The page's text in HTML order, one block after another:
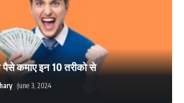
कमाए इन 10 तरीको से
June 3, 2024